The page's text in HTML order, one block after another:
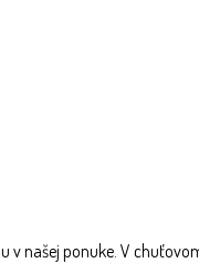
v našej ponuke. V